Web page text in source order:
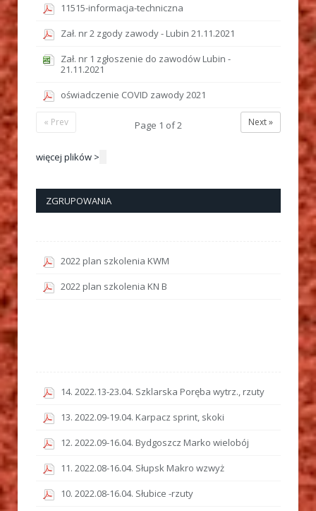
11515-informacja-techniczna
Zał. nr 2 zgody zawody - Lubin 21.11.2021
Zał. nr 1 zgłoszenie do zawodów Lubin -
21.11.2021
oświadczenie COVID zawody 2021
Next »
Page 1 of2
« Prev
więcej plików >
ZGRUPOWANIA
2022 plan szkolenia KWM
2022 plan szkolenia KN B
14. 2022.13-23.04. Szklarska Poręba wytrz., rzuty
13. 2022.09-19.04. Karpacz sprint, skoki
12. 2022.09-16.04. Bydgoszcz Marko wielobój
11. 2022.08-16.04. Słupsk Makro wzwyż
10. 2022.08-16.04. Słubice -rzuty